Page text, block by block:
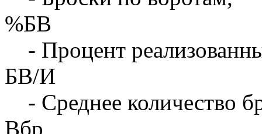
%БВ
- Процент
БВ/И
- Среднее количество
Вбр